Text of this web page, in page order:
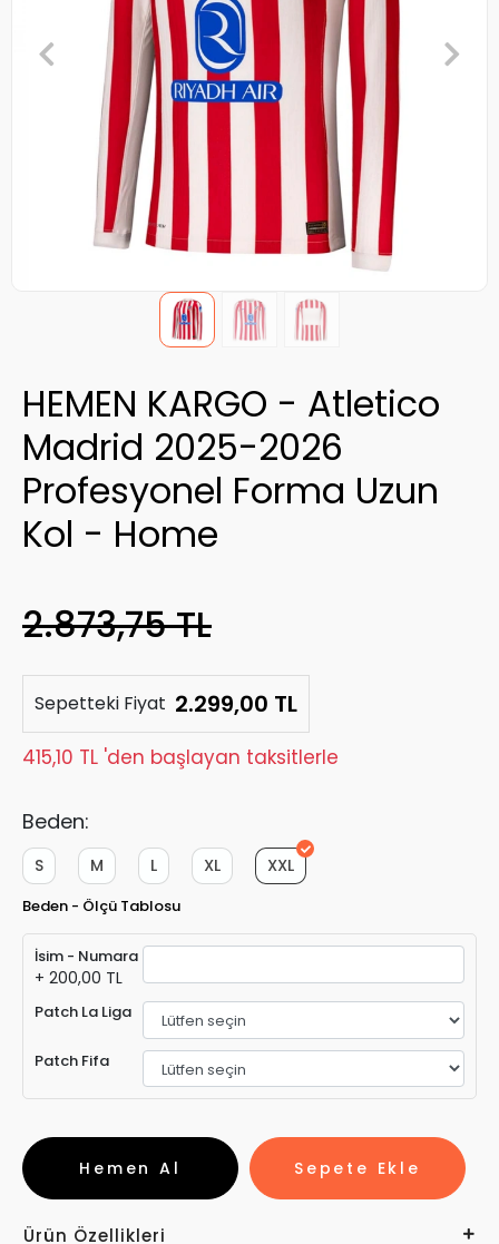
HEMEN KARGO - Atletico
Madrid 2025-2026
Profesyonel Forma Uzun
Kol - Home
2.873,75 TL
Sepetteki Fiyat 2.299,00 TL
415,10 TL 'den başlayan taksitlerle
Beden:
XXL
XL
L
M
S
Beden - Ölçü Tablosu
İsim - Numara
+ 200,00 TL
Patch La Liga
Patch Fifa
Sepete Ekle
Hemen Al
Ürün Özellikleri